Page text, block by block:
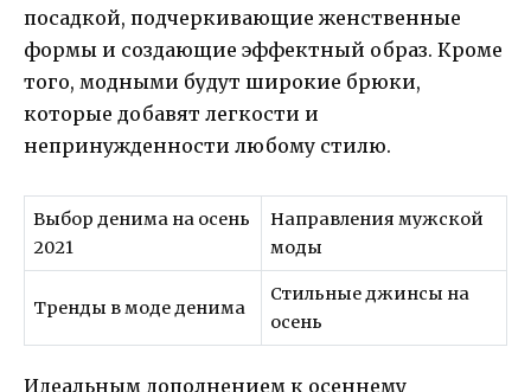
посадкой, подчеркивающие женственные
формы и создающие эффектный образ. Кроме
того, модными будут широкие брюки,
которые добавят легкости и
непринужденности любому стилю.
Выбор денима на осень
2021
Направления мужской
моды
Тренды в моде денима
Стильные джинсы на
осень
Идеальным дополнением к осеннему